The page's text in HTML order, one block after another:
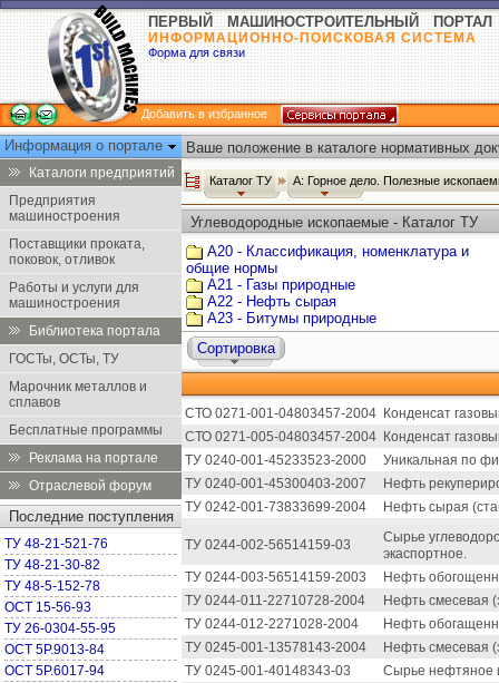
ПЕРВЫЙ МАШИНОСТРОИТЕЛЬНЫЙ ПОРТАЛ
ИНФОРМАЦИОННО-ПОИСКОВАЯ СИСТЕМА
Форма для связи
Добавить в избранное
Информация о портале
Каталоги предприятий
Предприятия
машиностроения
Поставщики проката,
поковок, отливок
Работы и услуги для
машиностроения
Библиотека портала
ГОСТы, ОСТы, ТУ
Марочник металлов и
сплавов
Бесплатные программы
Реклама на портале
Отраслевой форум
Последние поступления
ТУ 48-21-521-76
ТУ 48-21-30-82
ТУ 48-5-152-78
ОСТ 15-56-93
ТУ 26-0304-55-95
ОСТ 5Р.9013-84
ОСТ 5Р.6017-94
Ваше положение в каталоге нормативных
Каталог ТУ А: Горное дело. Полезные
Углеводородные ископаемые - Каталог ТУ
А20 - Классификация, номенклатура и
общие нормы
А21 - Газы природные
А22 - Нефть сырая
А23 - Битумы природные
Сортировка
СТО 0271-001-04803457-2004 Конденсат
СТО 0271-005-04803457-2004 Конденсат
ТУ 0240-001-45233523-2000
Уникальная по
ТУ 0240-001-45300403-2007
Нефть
ТУ 0242-001-73833699-2004
Нефть сырая
ТУ 0244-002-56514159-03
Сырье
экаспортное.
ТУ 0244-003-56514159-2003
Нефть
ТУ 0244-011-22710728-2004
Нефть смесевая
ТУ 0244-012-2271028-2004
Нефть
ТУ 0245-001-13578143-2004
Нефть смесевая
ТУ 0245-001-40148343-03
Сырье нефтяное